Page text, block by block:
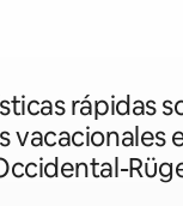
rápidas
vacacionales